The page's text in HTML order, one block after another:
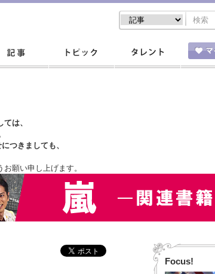
は、
つきましても、
願い申し上げます。
Focus!